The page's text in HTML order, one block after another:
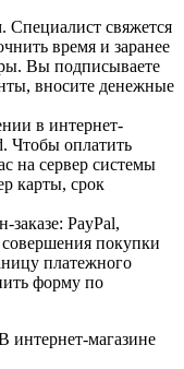
Специалист свяжется
время и заранее
Вы подписываете
вносите денежные
в интернет-
Чтобы оплатить
на сервер системы
карты, срок
PayPal,
покупки
платежного
форму по
интернет-магазине